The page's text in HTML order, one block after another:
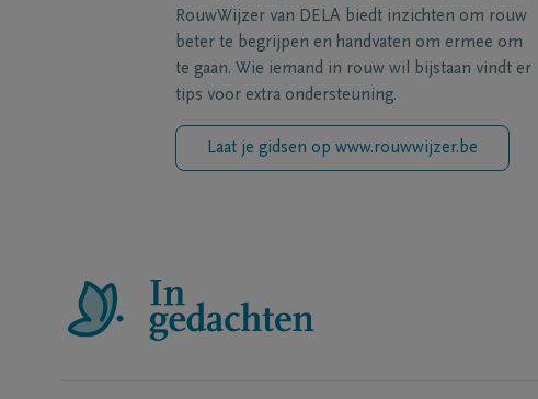
RouwWijzer van DELA biedt inzichten om rouw
beter te begrijpen en handvaten om ermee om
te gaan. Wie iemand in rouw wil bijstaan vindt er
tips voor extra ondersteuning.
Laat je gidsen op www.rouwwijzer.be